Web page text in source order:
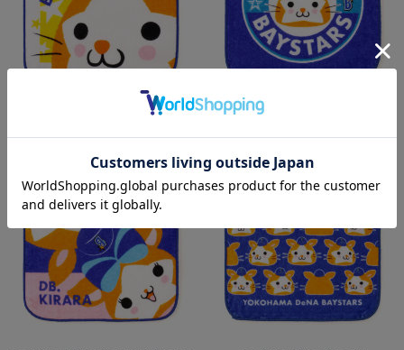
ミニタオル/デカ顔//DB.スターマン ミニタオル/円形ロゴ/DB.スターマン